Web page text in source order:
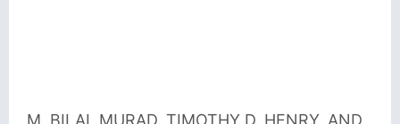
M. BILAL MURAD, TIMOTHY D. HENRY, AND